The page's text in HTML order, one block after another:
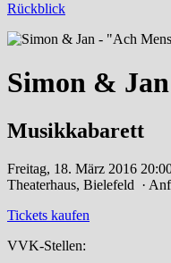
Rückblick
Simon &
Musikkabarett
Freitag, 18. März 2016
Theaterhaus, Bielefeld ·
Tickets kaufen
VVK-Stellen: